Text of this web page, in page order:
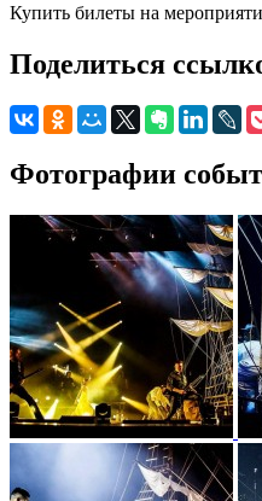
Купить билеты на
Поделиться
Фотографии